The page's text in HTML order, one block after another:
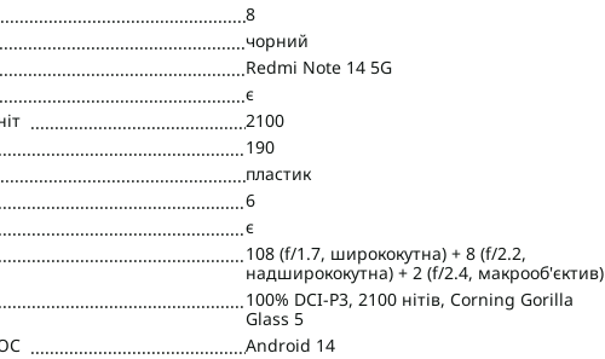
8
чорний
Redmi Note 14 5G
є
2100
190
пластик
6
є
108 (f/1.7, ширококутна) + 8 (f/2.2,
надширококутна) + 2 (f/2.4, макрооб'єктив)
100% DCI-P3, 2100 нітів, Corning Gorilla
Glass 5
Android 14